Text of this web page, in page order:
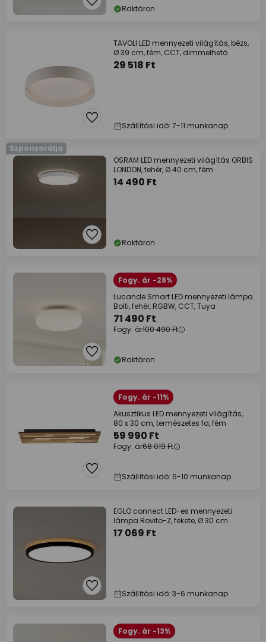
Raktáron
TAVOLI LED mennyezeti világítás, bézs,
Ø 39 cm, fém, CCT, dimmelhető
29 518 Ft
Szállítási idő: 7-11 munkanap
Szponzorálja
OSRAM LED mennyezeti világítás ORBIS
LONDON, fehér, Ø 40 cm, fém
14 490 Ft
Raktáron
Fogy. ár -28%
Lucande Smart LED mennyezeti lámpa
Bolti, fehér, RGBW, CCT, Tuya
71 490 Ft
Fogy. ár100 490 Ft
Raktáron
Fogy. ár -11%
Akusztikus LED mennyezeti világítás,
80 x 30 cm, természetes fa, fém
59 990 Ft
Fogy. ár68 019 Ft
Szállítási idő: 6-10 munkanap
EGLO connect LED-es mennyezeti
lámpa Rovito-Z, fekete, Ø 30 cm
17 069 Ft
Szállítási idő: 3-6 munkanap
Fogy. ár -13%